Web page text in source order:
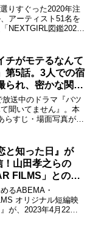
りすぐった2020年注
アーティスト51名を
NEXTGIRL図鑑2020-
図...
チがモテるなんて
第5話。3人での宿
られ、密かな関係
？送中のドラマ『バツ
聞いてません』。本
らすじ・場面写真が公
瑛久）といるところ
...
と知った日』が
山田孝之らの
FILMS」とのタ
るABEMA・
オリジナル短編映
が、2023年4月22日